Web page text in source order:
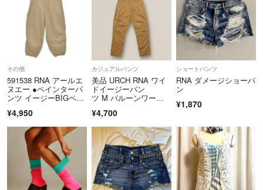
その他
591538 RNA アールエ
ヌエー ●ペインターパ
ンツ イージーBIGペイ
M レディース ベージ
ュ
¥4,950
カジュアルパンツ
美品 URCH RNA ワイ
ドイージーパン
ツ M バルーンワーク
¥4,700
ショートパンツ
RNA ダメージショーパ
ン
¥1,870